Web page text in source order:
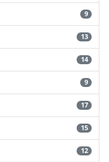
9
13
14
9
17
15
12